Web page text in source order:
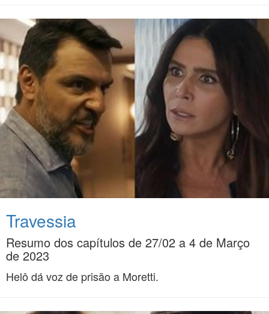
Travessia
Resumo dos capítulos de 27/02 a 4 de Março
de 2023
Helô dá voz de prisão a Moretti.